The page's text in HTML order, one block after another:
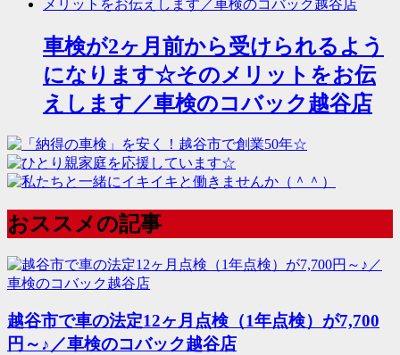
車検が2ヶ月前から受けられるよう
になります☆そのメリットをお伝
えします／車検のコバック越谷店
おススメの記事
越谷市で車の法定12ヶ月点検（1年点検）が7,700
円～♪／車検のコバック越谷店